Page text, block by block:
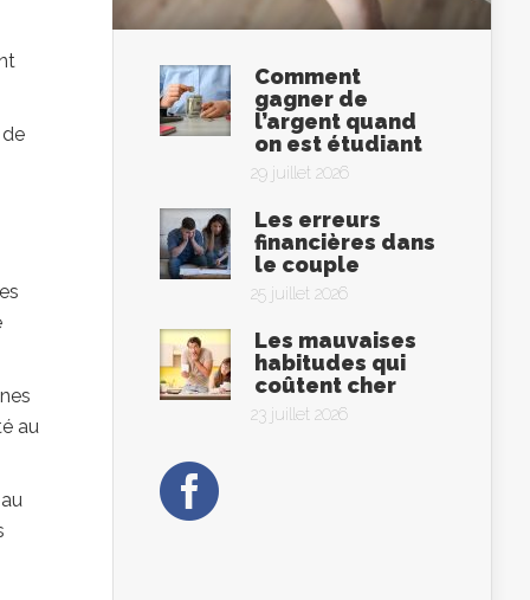
au
Comment
gagner de
l’argent quand
on est étudiant
29 juillet 2026
Les erreurs
financières dans
le couple
25 juillet 2026
Les mauvaises
habitudes qui
coûtent cher
23 juillet 2026